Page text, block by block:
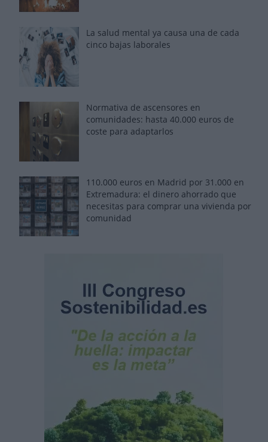
La salud mental ya causa una de cada
cinco bajas laborales
Normativa de ascensores en
comunidades: hasta 40.000 euros de
coste para adaptarlos
110.000 euros en Madrid por 31.000 en
Extremadura: el dinero ahorrado que
necesitas para comprar una vivienda por
comunidad